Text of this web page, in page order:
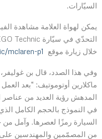
السيّارات.
يمكن لهواة العلامة مشاهدة
خلال زيارة موقع
mclaren-p1
وفي هذا الصدد، قال بن
المدهش رؤية العديد من
السيارة رمزًا لعصرها. وآمل من
من المصمّمين والمهندسين على